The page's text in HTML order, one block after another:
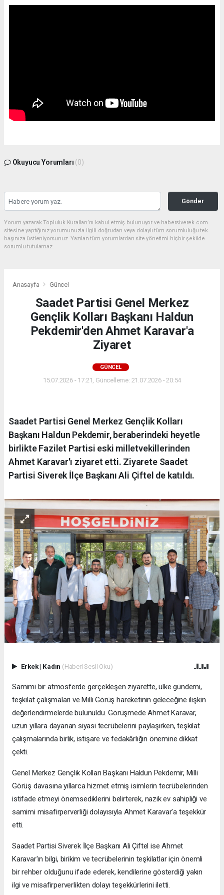
Okuyucu Yorumları (0)
Gönder
Yorum yazarak Topluluk Kuralları’nı kabul etmiş bulunuyor ve habersiverek.com
sitesine yaptığınız yorumunuzla ilgili doğrudan veya dolaylı tüm sorumluluğu tek
başınıza üstleniyorsunuz. Yazılan tüm yorumlardan site yönetimi hiçbir şekilde
sorumlu tutulamaz.
Anasayfa Güncel
Saadet Partisi Genel Merkez
Gençlik Kolları Başkanı Haldun
Pekdemir'den Ahmet Karavar'a
Ziyaret
GÜNCEL
15.07.2026 - 17:21, Güncelleme: 21.07.2026 - 20:54
Saadet Partisi Genel Merkez Gençlik Kolları
Başkanı Haldun Pekdemir, beraberindeki heyetle
birlikte Fazilet Partisi eski milletvekillerinden
Ahmet Karavar'ı ziyaret etti. Ziyarete Saadet
Partisi Siverek İlçe Başkanı Ali Çiftel de katıldı.
Erkek| Kadın (Haberi Sesli Oku)
Samimi bir atmosferde gerçekleşen ziyarette, ülke gündemi,
teşkilat çalışmaları ve Milli Görüş hareketinin geleceğine ilişkin
değerlendirmelerde bulunuldu. Görüşmede Ahmet Karavar,
uzun yıllara dayanan siyasi tecrübelerini paylaşırken, teşkilat
çalışmalarında birlik, istişare ve fedakârlığın önemine dikkat
çekti.
Genel Merkez Gençlik Kolları Başkanı Haldun Pekdemir, Milli
Görüş davasına yıllarca hizmet etmiş isimlerin tecrübelerinden
istifade etmeyi önemsediklerini belirterek, nazik ev sahipliği ve
samimi misafirperverliği dolayısıyla Ahmet Karavar'a teşekkür
etti.
Saadet Partisi Siverek İlçe Başkanı Ali Çiftel ise Ahmet
Karavar'ın bilgi, birikim ve tecrübelerinin teşkilatlar için önemli
bir rehber olduğunu ifade ederek, kendilerine gösterdiği yakın
ilgi ve misafirperverlikten dolayı teşekkürlerini iletti.